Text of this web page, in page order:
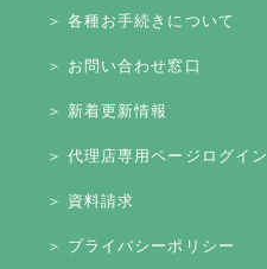
＞ 各種お手続きについて
＞ お問い合わせ窓口
＞ 新着更新情報
＞ 代理店専用ページログイン
＞ 資料請求
＞ プライバシーポリシー